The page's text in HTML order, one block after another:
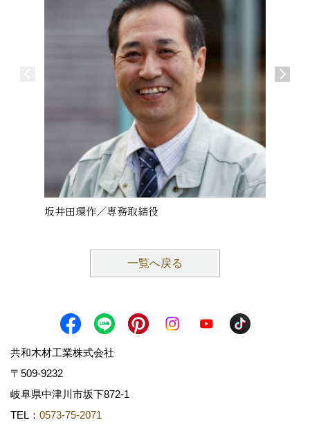
坂井田環作／専務取締役
一覧へ戻る
共和木材工業株式会社
〒509-9232
岐阜県中津川市坂下872‐1
TEL： 0573-75-2071